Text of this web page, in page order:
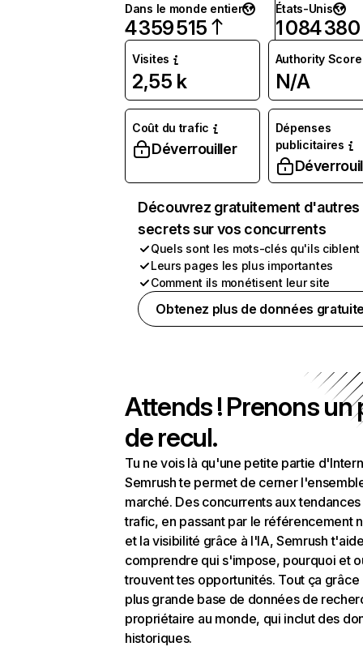
Dans le monde entier
4 359 515
États-Unis
1 084 380
Visites
2,55 k
Authority Score
N/A
Coût du trafic
Déverrouiller
Dépenses
publicitaires
Découvrez gratuitement d'autres
secrets sur vos concurrents
Quels sont les mots-clés qu'ils ciblent
Leurs pages les plus importantes
Comment ils monétisent leur site
Obtenez plus de données
Attends ! Prenons un
de recul.
Tu ne vois là qu'une petite partie
Semrush te permet de cerner
marché. Des concurrents aux
trafic, en passant par le référencement
et la visibilité grâce à l'IA, Semrush
comprendre qui s'impose, pourquoi et
trouvent tes opportunités. Tout ça grâce
plus grande base de données de
propriétaire au monde, qui inclut des
historiques.